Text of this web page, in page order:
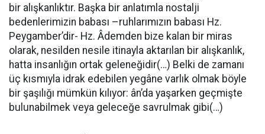
bir alışkanlıktır. Başka bir anlatımla nostalji
bedenlerimizin babası –ruhlarımızın babası Hz.
Peygamber’dir- Hz. Âdemden bize kalan bir miras
olarak, nesilden nesile itinayla aktarılan bir alışkanlık,
hatta insanlığın ortak geleneğidir(…) Belki de zamanı
üç kısmıyla idrak edebilen yegâne varlık olmak böyle
bir şaşılığı mümkün kılıyor: ân’da yaşarken geçmişte
bulunabilmek veya geleceğe savrulmak gibi(…)